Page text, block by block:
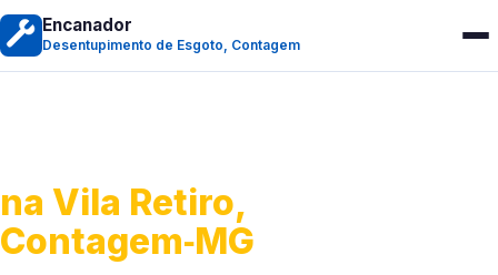
Encanador
Desentupimento de Esgoto, Contagem
na Vila Retiro,
Contagem‑MG